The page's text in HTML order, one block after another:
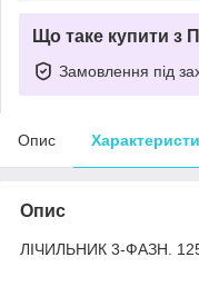
Що таке купити з
Замовлення під
Опис
Опис
ЛІЧИЛЬНИК 3-ФАЗН.